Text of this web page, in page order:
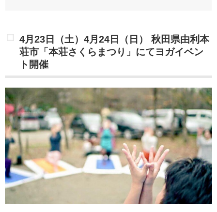
4月23日（土）4月24日（日） 秋田県由利本
荘市「本荘さくらまつり」にてヨガイベン
ト開催